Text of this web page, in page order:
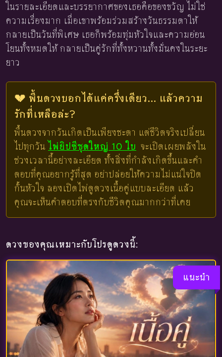
ในรายละเอียดและบรรยากาศของเธอคือของขวัญ ไม่ใช่
ความเรื่องมาก เมื่อเขาพร้อมร่วมสร้างวันธรรมดาให้
กลายเป็นวันที่พิเศษ เธอก็พร้อมทุ่มหัวใจและความอ่อน
โยนทั้งหมดให้ กลายเป็นคู่รักที่ทั้งหวานทั้งมั่นคงในระยะ
ยาว
💔 พื้นดวงบอกได้แค่ครึ่งเดียว... แล้วความ
รักที่เหลือล่ะ?
พื้นดวงจากวันเกิดเป็นเพียงชะตา แต่ชีวิตจริงเปลี่ยน
ไปทุกวัน ไพ่ยิปซีชุดใหญ่ 10 ใบ จะเปิดเผยพลังใน
ช่วงเวลานี้อย่างละเอียด ทั้งสิ่งที่กำลังเกิดขึ้นและคำ
ตอบที่คุณอยากรู้ที่สุด อย่าปล่อยให้ความไม่แน่ใจปิด
กั้นหัวใจ ลองเปิดไพ่ดูดวงเนื้อคู่แบบละเอียด แล้ว
คุณจะเห็นคำตอบที่ตรงกับชีวิตคุณมากกว่าที่เคย
ดวงของคุณเหมาะกับโปรดูดวงนี้:
แนะนำ